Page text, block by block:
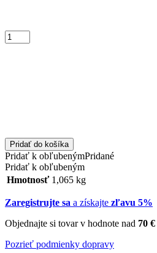
Pridať do košíka
Pridať k obľubenýmPridané
Pridať k obľubeným
Hmotnosť 1,065 kg
Zaregistrujte sa a získajte zľavu 5%
Objednajte si tovar v hodnote nad 70 €
Pozrieť podmienky dopravy